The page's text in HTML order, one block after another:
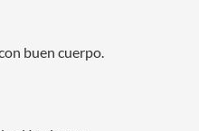
buen cuerpo.